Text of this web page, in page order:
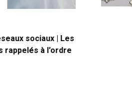
sociaux | Les
rappelés à l’ordre